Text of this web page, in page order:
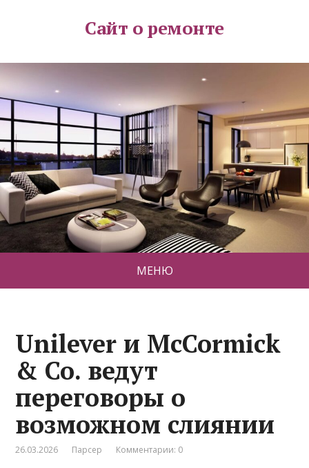
Сайт о ремонте
МЕНЮ
Unilever и McCormick
& Co. ведут
переговоры о
возможном слиянии
26.03.2026 Парсер Комментарии: 0